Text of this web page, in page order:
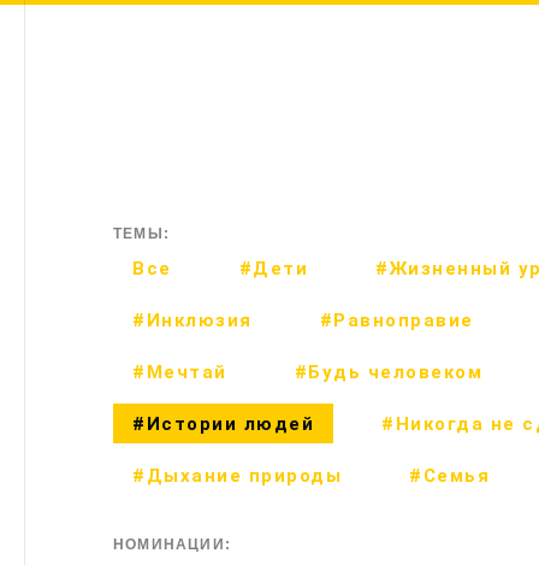
ТЕМЫ:
Все #Дети #Жизненный
#Инклюзия #Равноправие
#Мечтай #Будь человеком
#Истории людей #Никогда не
#Дыхание природы #Семья
НОМИНАЦИИ: